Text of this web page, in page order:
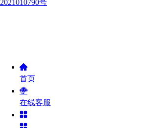
2021010790号
首页
在线客服